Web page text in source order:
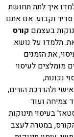
איך לתת תחושת
סדיר וקבוע. אם אתם
בעצמם קורס
תלמדו על נושא
את הזמנים
מומלצים לעיסוי
נכונות,
ולהדרכת הורים,
צמיחה ועוד
בעיסוי תינוקות
הקורס, במטרה לעצב